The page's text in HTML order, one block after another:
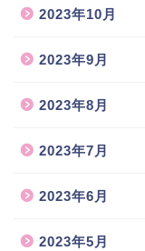
2023年10月
2023年9月
2023年8月
2023年7月
2023年6月
2023年5月